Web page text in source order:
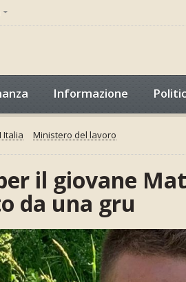
Informazione
Italia Ministero del lavoro
il giovane
da una gru